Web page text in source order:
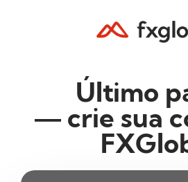
Último
— crie sua